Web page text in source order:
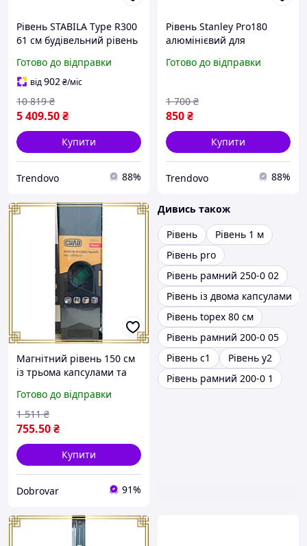
Рівень STABILA Type R300
61 см будівельний рівень
точних вимірювань і
розмітки
Готово до відправки
від902₴/міс
5 409.50₴
10 819 ₴
Купити
Trendovo 88%
Рівень Stanley Pro180
алюмінієвий для
із трьома капсулами та
Готово до відправки
850₴
1 700 ₴
Купити
Trendovo 88%
Магнітний рівень 150 см
із трьома капсулами та
алюмінієвий корпус для
точних вимірювань
Готово до відправки
755.50₴
1 511 ₴
Купити
Dobrovar 91%
Дивись також
Рівень
Рівень 1 м
Рівень pro
Рівень рамний 250-0 02
Рівень із двома капсулами
Рівень topex 80 см
Рівень рамний 200-0 05
Рівень с1
Рівень у2
Рівень рамний 200-0 1